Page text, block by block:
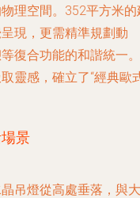
理空間。352平方米的
現，更需精準規劃動
復合功能的和諧統一。
靈感，確立了“經典歐
景
吊燈從高處垂落，與大